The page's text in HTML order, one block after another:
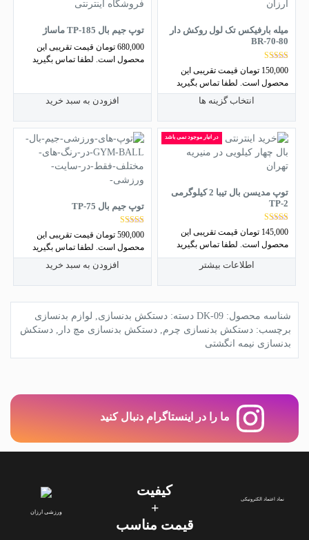
میله بارفیکس تک لول روکش دار
BR-70-80
نمره
4.50
از 5
150,000 تومان قیمت تقریبی این
محصول است. لطفا تماس بگیرید
انتخاب گزینه ها
دارای
انواع
مختلفی
می
گزینه
ها
ممکن
است
در
شوند
توپ جیم بال TP-185 ماساژ
680,000 تومان قیمت تقریبی این
محصول است. لطفا تماس بگیرید
افزودن به سبد خرید
در انبار موجود نمی باشد
توپ مدیسن بال تیبا 2 کیلوگرمی
TP-2
نمره
5.00
از 5
145,000 تومان قیمت تقریبی این
محصول است. لطفا تماس بگیرید
اطلاعات بیشتر
توپ جیم بال TP-75
نمره
4.75
از 5
590,000 تومان قیمت تقریبی این
محصول است. لطفا تماس بگیرید
افزودن به سبد خرید
شناسه محصول: DK-09 دسته: دستکش بدنسازی, لوازم بدنسازی
برچسب: دستکش بدنسازی چرم, دستکش بدنسازی مچ دار , دستکش
بدنسازی نیمه انگشتی
ما را در اینستاگرام دنبال کنید
نماد اعتماد الکترونیکی
کیفیت
+
قیمت‌ مناسب
ورزشی ارزان